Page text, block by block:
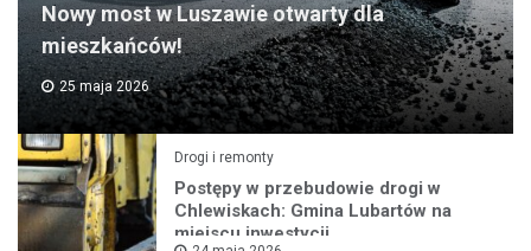
Nowy most w Luszawie otwarty dla
mieszkańców!
25 maja 2026
Drogi i remonty
Postępy w przebudowie drogi w
Chlewiskach: Gmina Lubartów na
miejscu inwestycji